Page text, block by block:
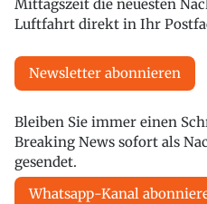
Mittagszeit die neuesten
Luftfahrt direkt in Ihr
Newsletter abonnieren
Bleiben Sie immer einen
Breaking News sofort als
gesendet.
Whatsapp-Kanal